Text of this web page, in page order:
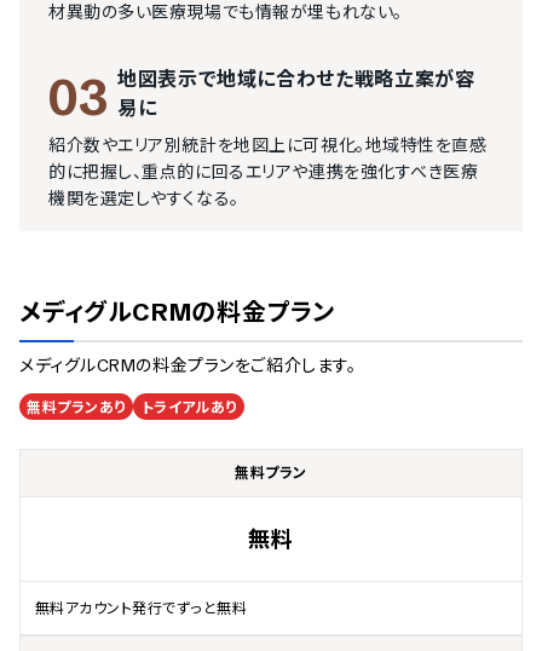
材異動の多い医療現場でも情報が埋もれない。
03 地図表示で地域に合わせた戦略立案が容
易に
紹介数やエリア別統計を地図上に可視化。地域特性を直感
的に把握し、重点的に回るエリアや連携を強化すべき医療
機関を選定しやすくなる。
メディグルCRMの料金プラン
メディグルCRMの料金プランをご紹介します。
無料プランあり トライアルあり
無料プラン
無料
無料アカウント発行でずっと無料